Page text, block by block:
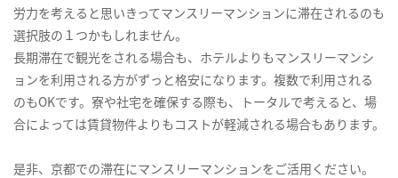
労力を考えると思いきってマンスリーマンションに滞在されるのも
選択肢の１つかもしれません。
長期滞在で観光をされる場合も、ホテルよりもマンスリーマンシ
ョンを利用される方がずっと格安になります。複数で利用される
のもOKです。寮や社宅を確保する際も、トータルで考えると、場
合によっては賃貸物件よりもコストが軽減される場合もあります。
是非、京都での滞在にマンスリーマンションをご活用ください。